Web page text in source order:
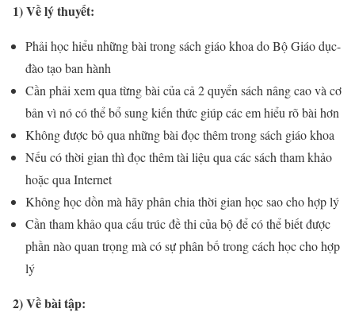
1) Về lý thuyết:
Phải học hiểu những bài trong sách giáo khoa do Bộ Giáo dục-
đào tạo ban hành
Cần phải xem qua từng bài của cả 2 quyển sách nâng cao và cơ
bản vì nó có thể bổ sung kiến thức giúp các em hiểu rõ bài hơn
Không được bỏ qua những bài đọc thêm trong sách giáo khoa
Nếu có thời gian thì đọc thêm tài liệu qua các sách tham khảo
hoặc qua Internet
Không học dồn mà hãy phân chia thời gian học sao cho hợp lý
Cần tham khảo qua cấu trúc đề thi của bộ để có thể biết được
phần nào quan trọng mà có sự phân bố trong cách học cho hợp
lý
2) Về bài tập: